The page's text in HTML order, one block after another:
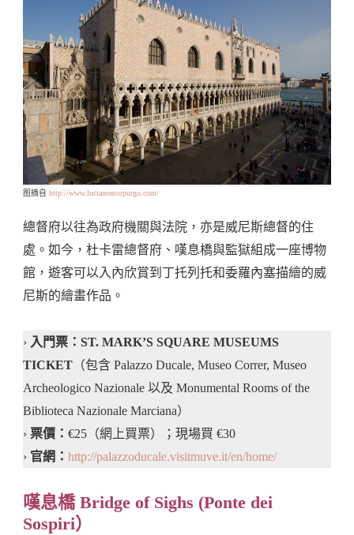
图摘自 http://www.lucianomorpurgo.com/
總督府以往為政府機關與法院，亦是威尼斯總督的住
處。如今，杜卡雷總督府、嘆息橋與監獄組成一座博物
館，遊客可以入內欣賞到丁托列托和委羅內塞描繪的威
尼斯的繪畫作品。
› 入門票：ST. MARK’S SQUARE MUSEUMS
TICKET （包含 Palazzo Ducale, Museo Correr, Museo
Archeologico Nazionale 以及 Monumental Rooms of the
Biblioteca Nazionale Marciana）
› 票價： €25（網上買票）；現場買 €30
› 官網： http://palazzoducale.visitmuve.it/en/home/
嘆息橋 Bridge of Sighs (Ponte dei
Sospiri）